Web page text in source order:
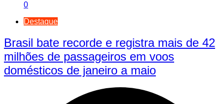
0
Destaque
Brasil bate recorde e registra mais de 42
milhões de passageiros em voos
domésticos de janeiro a maio